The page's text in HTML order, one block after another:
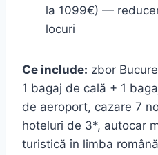
la 1099€) —
locuri
Ce include: zbor
1 bagaj de cală + 1
de aeroport, cazare 7
hoteluri de 3*, autocar
turistică în limba